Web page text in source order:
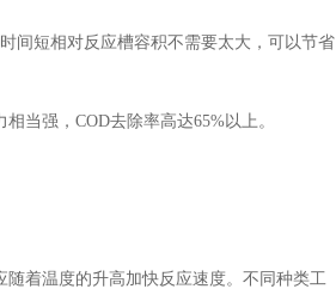
短相对反应槽容积不需要太大，可以节省
当强，COD去除率高达65%以上。
着温度的升高加快反应速度。不同种类工